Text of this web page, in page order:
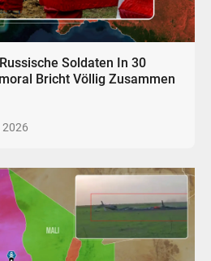
Soldaten In 30
Bricht Völlig Zusammen
2026